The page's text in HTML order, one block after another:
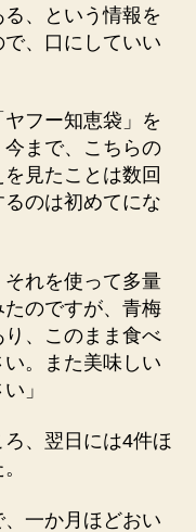
、という情報を
、口にしていい
フー知恵袋」を
まで、こちらの
見たことは数回
のは初めてにな
それを使って多量
のですが、青梅
、このまま食べ
。また美味しい
」
、翌日には4件ほ
一か月ほどおい